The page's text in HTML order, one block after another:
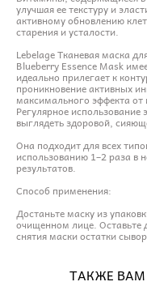
улучшая ее текстуру и
активному обновлению
старения и усталости.
Lebelage Тканевая маска
Blueberry Essence Mask
идеально прилегает к
проникновение активных
максимального эффекта от
Регулярное
выглядеть здоровой,
Она подходит для всех
использованию 1–2 раза в
результатов.
Способ применения:
Достаньте маску из
очищенном лице. Оставьте
снятия маски остатки
ТАКЖЕ